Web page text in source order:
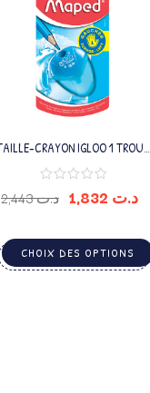
CRAYON IGLOO 1 TROUS
GAUCHER
د.ت2,443 د.ت
CHOIX DES OPTIONS